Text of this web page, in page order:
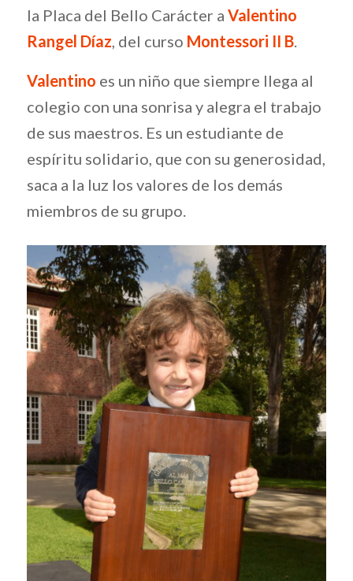
la Placa del Bello Carácter a Valentino
Rangel Díaz, del curso Montessori II B.
Valentino es un niño que siempre llega al
colegio con una sonrisa y alegra el trabajo
de sus maestros. Es un estudiante de
espíritu solidario, que con su generosidad,
saca a la luz los valores de los demás
miembros de su grupo.